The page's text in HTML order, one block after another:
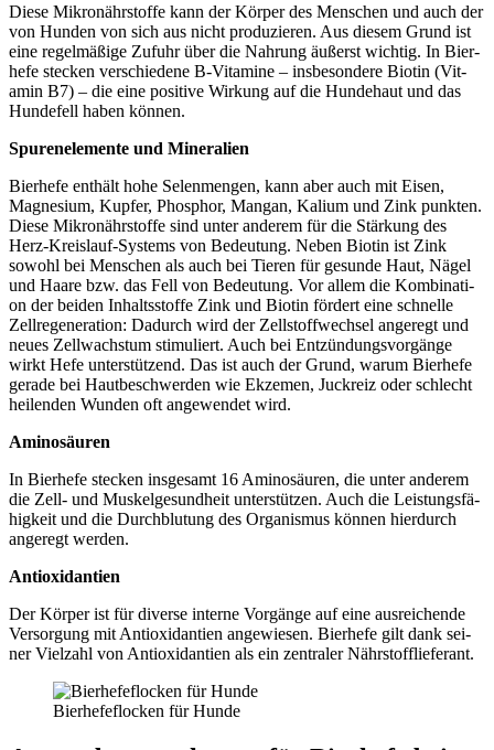
Die­se Mikro­nähr­stof­fe kann der Kör­per des Men­schen und auch der
von Hun­den von sich aus nicht pro­du­zie­ren. Aus die­sem Grund ist
eine regel­mä­ßi­ge Zufuhr über die Nah­rung äußerst wich­tig. In Bier­
he­fe ste­cken ver­schie­de­ne B‑Vitamine – ins­be­son­de­re Bio­tin (Vit­
amin B7) – die eine posi­ti­ve Wir­kung auf die Hun­de­haut und das
Hun­de­fell haben kön­nen.
Spu­ren­ele­men­te und Mine­ra­li­en
Bier­he­fe ent­hält hohe Selen­men­gen, kann aber auch mit Eisen,
Magne­si­um, Kup­fer, Phos­phor, Man­gan, Kali­um und Zink punk­ten.
Die­se Mikro­nähr­stof­fe sind unter ande­rem für die Stär­kung des
Herz-Kreis­lauf-Sys­tems von Bedeu­tung. Neben Bio­tin ist Zink
sowohl bei Men­schen als auch bei Tie­ren für gesun­de Haut, Nägel
und Haa­re bzw. das Fell von Bedeu­tung. Vor allem die Kom­bi­na­ti­
on der bei­den Inhalts­stof­fe Zink und Bio­tin för­dert eine schnel­le
Zell­re­ge­ne­ra­ti­on: Dadurch wird der Zell­stoff­wech­sel ange­regt und
neu­es Zell­wachs­tum sti­mu­liert. Auch bei Ent­zün­dungs­vor­gän­ge
wirkt Hefe unter­stüt­zend. Das ist auch der Grund, war­um Bier­he­fe
gera­de bei Haut­be­schwer­den wie Ekze­men, Juck­reiz oder schlecht
hei­len­den Wun­den oft ange­wen­det wird.
Ami­no­säu­ren
In Bier­he­fe ste­cken ins­ge­samt 16 Ami­no­säu­ren, die unter ande­rem
die Zell- und Mus­kel­ge­sund­heit unter­stüt­zen. Auch die Leis­tungs­fä­
hig­keit und die Durch­blu­tung des Orga­nis­mus kön­nen hier­durch
ange­regt wer­den.
Anti­oxi­dan­ti­en
Der Kör­per ist für diver­se inter­ne Vor­gän­ge auf eine aus­rei­chen­de
Ver­sor­gung mit Anti­oxi­dan­ti­en ange­wie­sen. Bier­he­fe gilt dank sei­
ner Viel­zahl von Anti­oxi­dan­ti­en als ein zen­tra­ler Nähr­stoff­lie­fe­rant.
Bier­he­fe­flo­cken für Hun­de